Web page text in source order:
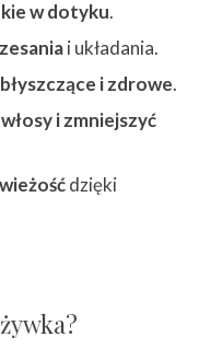
w dotyku.
i układania.
i zdrowe.
i zmniejszyć
dzięki